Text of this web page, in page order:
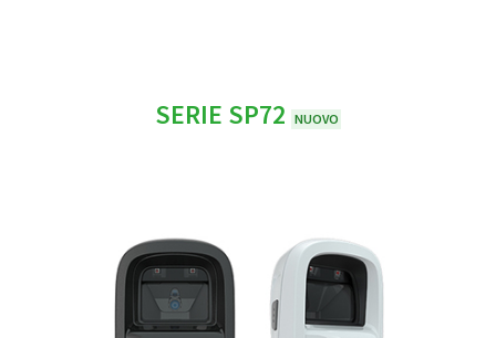
SERIE SP72 NUOVO